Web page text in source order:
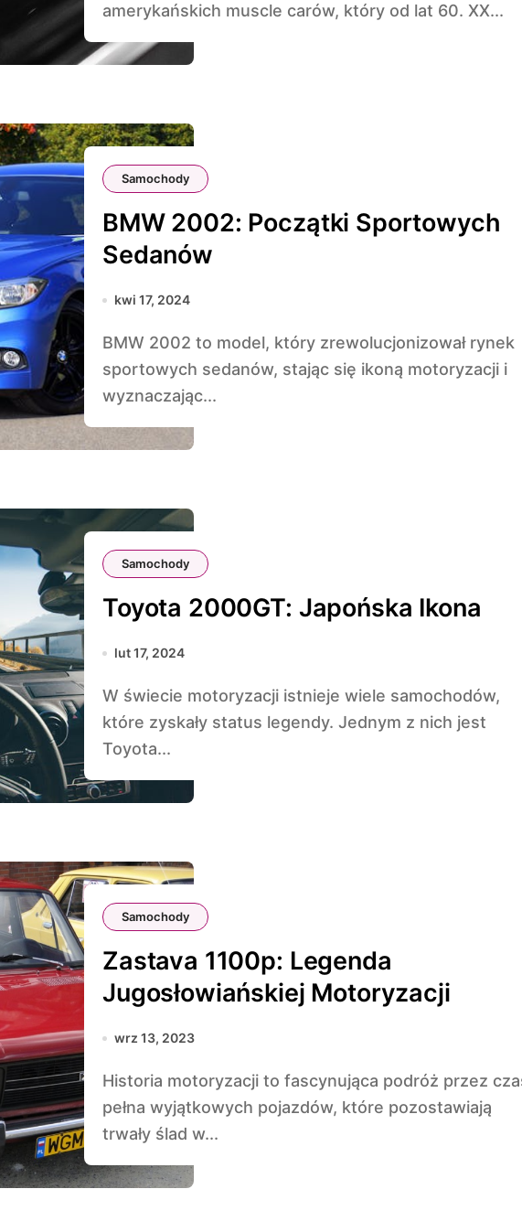
amerykańskich muscle carów, który od lat 60. XX...
Samochody
BMW 2002: Początki Sportowych
Sedanów
kwi 17, 2024
BMW 2002 to model, który zrewolucjonizował rynek
sportowych sedanów, stając się ikoną motoryzacji i
wyznaczając...
Samochody
Toyota 2000GT: Japońska Ikona
lut 17, 2024
W świecie motoryzacji istnieje wiele samochodów,
które zyskały status legendy. Jednym z nich jest
Toyota...
Samochody
Zastava 1100p: Legenda
Jugosłowiańskiej Motoryzacji
wrz 13, 2023
Historia motoryzacji to fascynująca podróż przez czas,
pełna wyjątkowych pojazdów, które pozostawiają
trwały ślad w...